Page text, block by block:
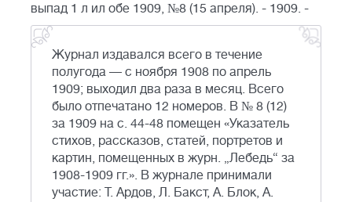
выпад 1 л ил обе 1909, №8 (15 апреля). - 1909. -
Журнал издавался всего в течение
полугода — с ноября 1908 по апрель
1909; выходил два раза в месяц. Всего
было отпечатано 12 номеров. В № 8 (12)
за 1909 на с. 44-48 помещен «Указатель
стихов, рассказов, статей, портретов и
картин, помещенных в журн. „Лебедь“ за
1908-1909 гг.». В журнале принимали
участие: Т. Ардов, Л. Бакст, А. Блок, А.